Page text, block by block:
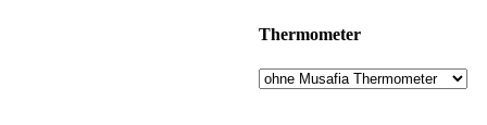
Thermometer